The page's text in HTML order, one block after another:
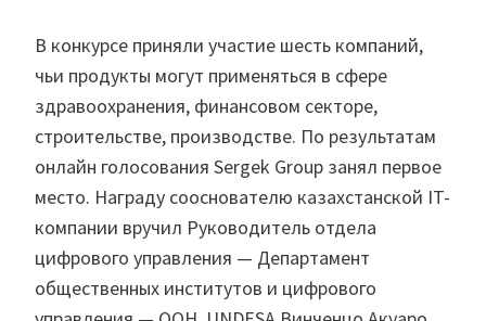
В конкурсе приняли участие шесть компаний,
чьи продукты могут применяться в сфере
здравоохранения, финансовом секторе,
строительстве, производстве. По результатам
онлайн голосования Sergek Group занял первое
место. Награду сооснователю казахстанской IT-
компании вручил Руководитель отдела
цифрового управления — Департамент
общественных институтов и цифрового